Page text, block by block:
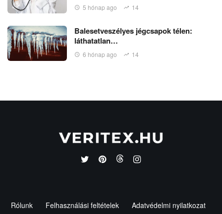
5 hónap ago 14
Balesetveszélyes jégcsapok télen:
láthatatlan…
6 hónap ago 14
Rólunk Felhasználási feltételek Adatvédelmi nyilatkozat